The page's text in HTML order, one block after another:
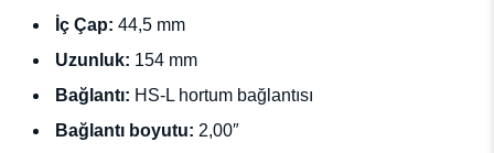
İç Çap: 44,5 mm
Uzunluk: 154 mm
Bağlantı: HS-L hortum bağlantısı
Bağlantı boyutu: 2,00″